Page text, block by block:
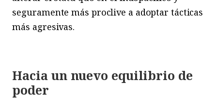
seguramente más proclive a adoptar tácticas
más agresivas.
Hacia un nuevo equilibrio de
poder